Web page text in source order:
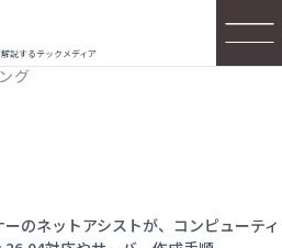
説するテックメディア
グ
のネットアシストが、コンピューティ